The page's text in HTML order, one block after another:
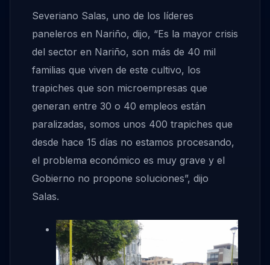
Severiano Salas, uno de los líderes
paneleros en Nariño, dijo, “Es la mayor crisis
del sector en Nariño, son más de 40 mil
familias que viven de este cultivo, los
trapiches que son microempresas que
generan entre 30 o 40 empleos están
paralizadas, somos unos 400 trapiches que
desde hace 15 días no estamos procesando,
el problema económico es muy grave y el
Gobierno no propone soluciones”, dijo
Salas.